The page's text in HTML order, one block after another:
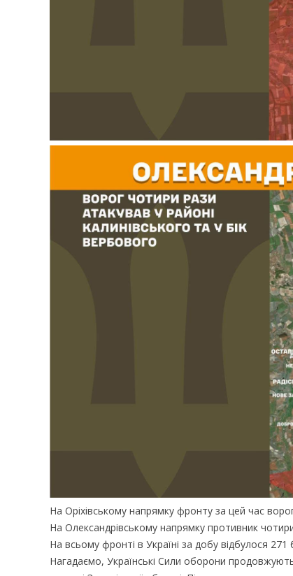
На Оріхівському напрямку фронту за цей час
На Олександрівському напрямку противник
На всьому фронті в Україні за добу відбулося 271
Нагадаємо, Українські Сили оборони